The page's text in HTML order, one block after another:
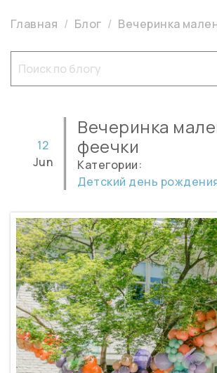
Главная Блог Вечеринка
Вечеринка
феечки
12
Jun
Категории:
Детский день